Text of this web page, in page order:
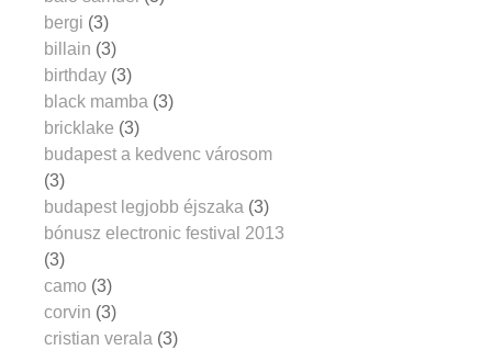
bergi (3)
billain (3)
birthday (3)
black mamba (3)
bricklake (3)
budapest a kedvenc városom
(3)
budapest legjobb éjszaka (3)
bónusz electronic festival 2013
(3)
camo (3)
corvin (3)
cristian verala (3)